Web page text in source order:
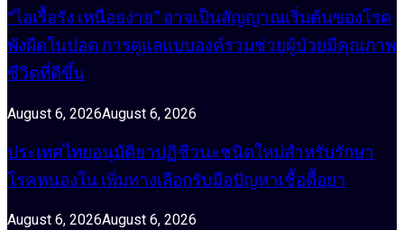
“ไอเรื้อรัง เหนื่อยง่าย” อาจเป็นสัญญาณเริ่มต้นของโรค
พังผืดในปอด การดูแลแบบองค์รวมช่วยผู้ป่วยมีคุณภาพ
ชีวิตที่ดีขึ้น
August 6, 2026August 6, 2026
ประเทศไทยอนุมัติยาปฏิชีวนะชนิดใหม่สำหรับรักษา
โรคหนองใน เพิ่มทางเลือกรับมือปัญหาเชื้อดื้อยา
August 6, 2026August 6, 2026